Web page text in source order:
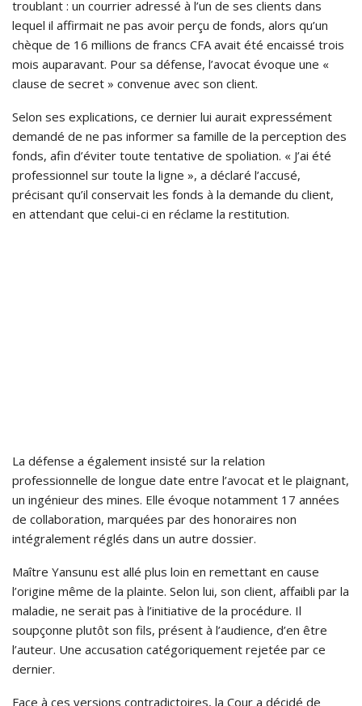
troublant : un courrier adressé à l’un de ses clients dans
lequel il affirmait ne pas avoir perçu de fonds, alors qu’un
chèque de 16 millions de francs CFA avait été encaissé trois
mois auparavant. Pour sa défense, l’avocat évoque une «
clause de secret » convenue avec son client.
Selon ses explications, ce dernier lui aurait expressément
demandé de ne pas informer sa famille de la perception des
fonds, afin d’éviter toute tentative de spoliation. « J’ai été
professionnel sur toute la ligne », a déclaré l’accusé,
précisant qu’il conservait les fonds à la demande du client,
en attendant que celui-ci en réclame la restitution.
La défense a également insisté sur la relation
professionnelle de longue date entre l’avocat et le plaignant,
un ingénieur des mines. Elle évoque notamment 17 années
de collaboration, marquées par des honoraires non
intégralement réglés dans un autre dossier.
Maître Yansunu est allé plus loin en remettant en cause
l’origine même de la plainte. Selon lui, son client, affaibli par la
maladie, ne serait pas à l’initiative de la procédure. Il
soupçonne plutôt son fils, présent à l’audience, d’en être
l’auteur. Une accusation catégoriquement rejetée par ce
dernier.
Face à ces versions contradictoires, la Cour a décidé de